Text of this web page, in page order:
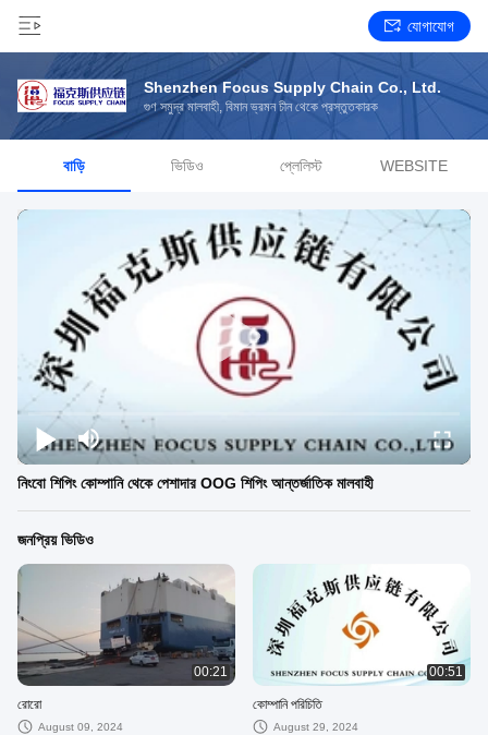
যোগাযোগ
Shenzhen Focus Supply Chain Co., Ltd.
গুণ সমুদ্র মালবাহী, বিমান ভ্রমন চীন থেকে প্রস্তুতকারক
বাড়ি ভিডিও প্লেলিস্ট WEBSITE
নিংবো শিপিং কোম্পানি থেকে পেশাদার OOG শিপিং আন্তর্জাতিক মালবাহী
জনপ্রিয় ভিডিও
00:21
রোরো
August 09, 2024
00:51
কোম্পানি পরিচিতি
August 29, 2024